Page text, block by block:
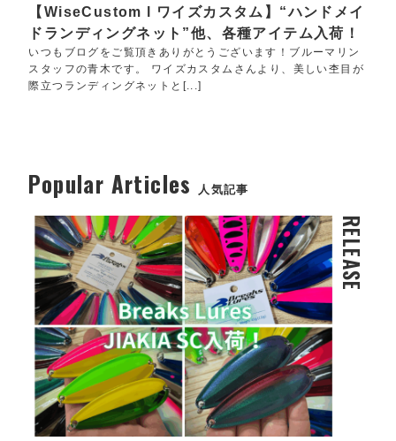
【WiseCustom l ワイズカスタム】“ハンドメイ
ドランディングネット”他、各種アイテム入荷！
いつもブログをご覧頂きありがとうございます！ブルーマリン
スタッフの青木です。 ワイズカスタムさんより、美しい杢目が
際立つランディングネットと[...]
Popular Articles 人気記事
RELEASE